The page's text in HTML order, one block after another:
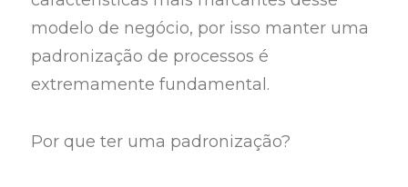
modelo de negócio, por isso manter uma
padronização de processos é
extremamente fundamental.
Por que ter uma padronização?